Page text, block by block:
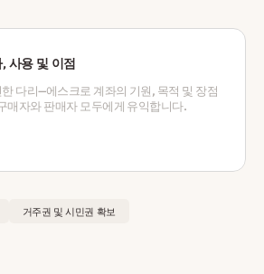
사용 및 이점
다리—에스크로 계좌의 기원, 목적 및 장점
매자와 판매자 모두에게 유익합니다.
거주권 및 시민권 확보